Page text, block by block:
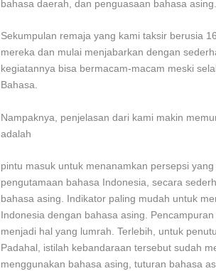
bahasa daerah, dan penguasaan bahasa
Sekumpulan remaja yang kami taksir berusia
mereka dan mulai menjabarkan dengan
kegiatannya bisa bermacam-macam meski
Bahasa.
Nampaknya, penjelasan dari kami makin
adalah
pintu masuk untuk menanamkan persepsi
pengutamaan bahasa Indonesia, secara
bahasa asing. Indikator paling mudah untuk
Indonesia dengan bahasa asing.
menjadi hal yang lumrah. Terlebih, untuk
Padahal, istilah kebandaraan tersebut sudah
menggunakan bahasa asing, tuturan bahasa